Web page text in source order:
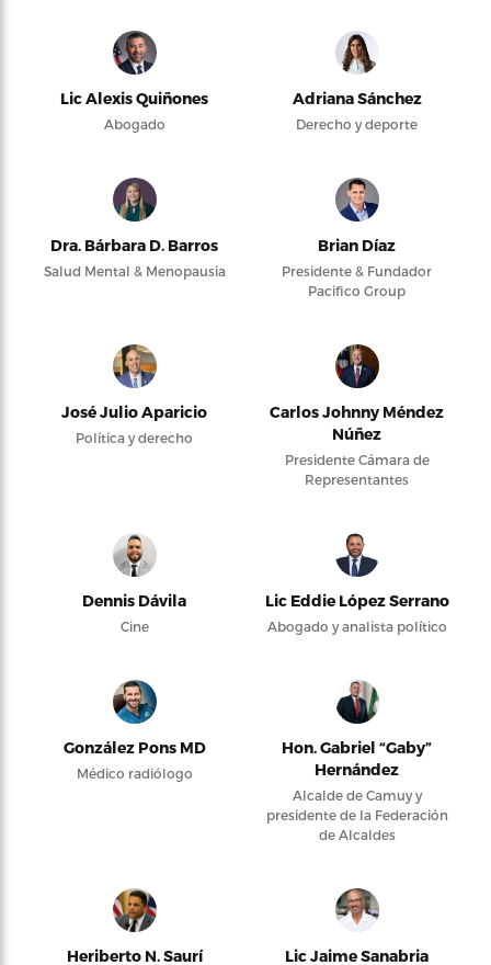
Lic Alexis Quiñones
Abogado
Adriana Sánchez
Derecho y deporte
Dra. Bárbara D. Barros
Salud Mental & Menopausia
Brian Díaz
Presidente & Fundador
Pacifico Group
José Julio Aparicio
Política y derecho
Carlos Johnny Méndez
Núñez
Presidente Cámara de
Representantes
Dennis Dávila
Cine
Lic Eddie López Serrano
Abogado y analista político
González Pons MD
Médico radiólogo
Hon. Gabriel “Gaby”
Hernández
Alcalde de Camuy y
presidente de la Federación
de Alcaldes
Heriberto N. Saurí Lic Jaime Sanabria